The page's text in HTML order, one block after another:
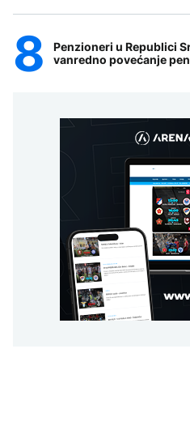
Penzioneri u Republici
vanredno povećanje